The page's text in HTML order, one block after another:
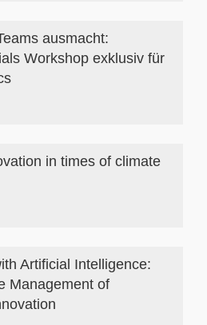
ausmacht:
Workshop exklusiv für
in times of climate
Artificial Intelligence:
Management of